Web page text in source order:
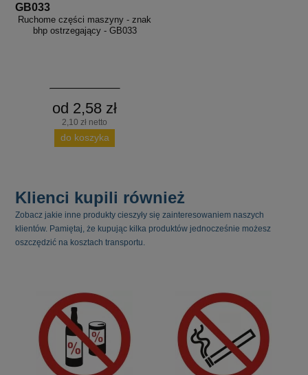
GB033
Ruchome części maszyny - znak
bhp ostrzegający - GB033
od 2,58 zł
2,10 zł netto
do koszyka
Klienci kupili również
Zobacz jakie inne produkty cieszyły się zainteresowaniem naszych
klientów. Pamiętaj, że kupując kilka produktów jednocześnie możesz
oszczędzić na kosztach transportu.